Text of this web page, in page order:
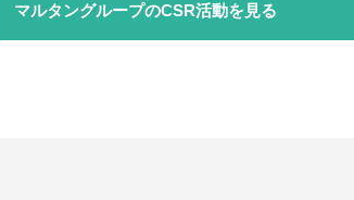
マルタングループのCSR活動を見る